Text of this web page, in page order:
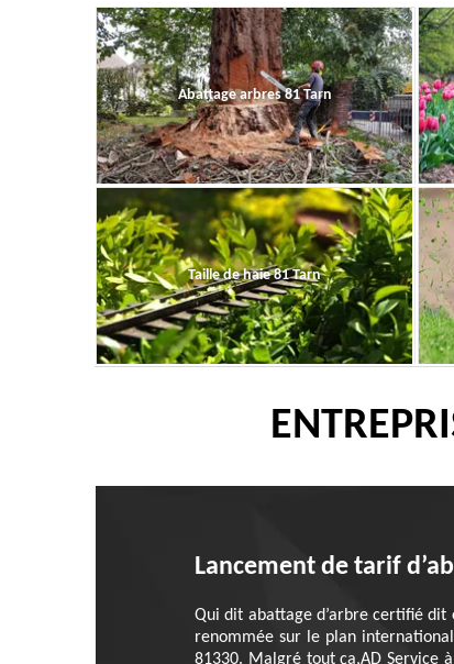
Abattage arbres 81 Tarn
Taille de haie 81 Tarn
Lancement de tarif
Qui dit abattage d’arbre certifié dit
renommée sur le plan
81330. Malgré tout ça,AD Service